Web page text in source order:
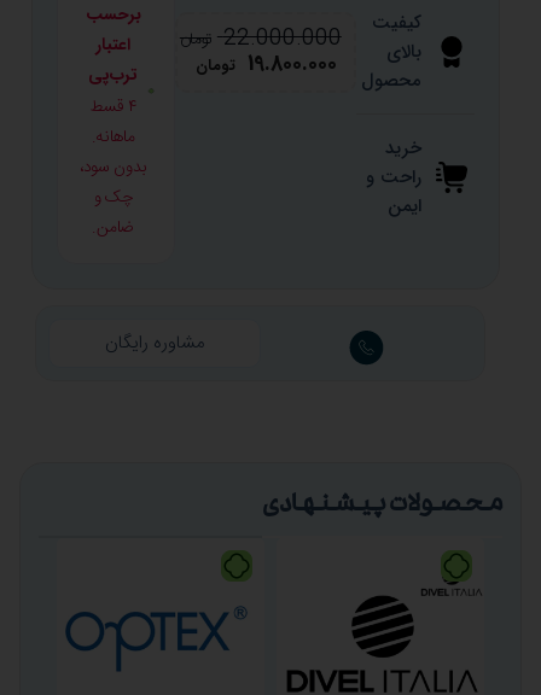
کیفیت
بالای
محصول
خرید
راحت و
ایمن
22.000.000 تومان
19.800.000 تومان
برحسب
اعتبار
ترب‌پی
۴ قسط
ماهانه.
بدون سود،
چک و
ضامن.
مشاوره رایگان
محصولات پیشنهادی